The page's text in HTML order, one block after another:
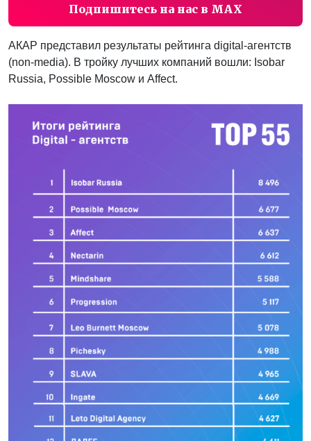
Подпишитесь на нас в MAX
АКАР представил результаты рейтинга digital-агентств
(non-media). В тройку лучших компаний вошли: Isobar
Russia, Possible Moscow и Affect.